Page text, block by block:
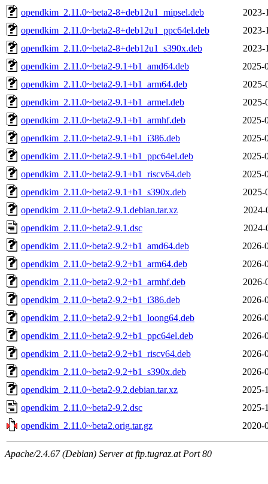
opendkim_2.11.0~beta2-8+deb12u1_mipsel.deb
2023-
opendkim_2.11.0~beta2-8+deb12u1_ppc64el.deb
2023-
opendkim_2.11.0~beta2-8+deb12u1_s390x.deb
2023-
opendkim_2.11.0~beta2-9.1+b1_amd64.deb
2025-
opendkim_2.11.0~beta2-9.1+b1_arm64.deb
2025-
opendkim_2.11.0~beta2-9.1+b1_armel.deb
2025-
opendkim_2.11.0~beta2-9.1+b1_armhf.deb
2025-
opendkim_2.11.0~beta2-9.1+b1_i386.deb
2025-
opendkim_2.11.0~beta2-9.1+b1_ppc64el.deb
2025-
opendkim_2.11.0~beta2-9.1+b1_riscv64.deb
2025-
opendkim_2.11.0~beta2-9.1+b1_s390x.deb
2025-
opendkim_2.11.0~beta2-9.1.debian.tar.xz
2024-
opendkim_2.11.0~beta2-9.1.dsc
2024-
opendkim_2.11.0~beta2-9.2+b1_amd64.deb
2026-
opendkim_2.11.0~beta2-9.2+b1_arm64.deb
2026-
opendkim_2.11.0~beta2-9.2+b1_armhf.deb
2026-
opendkim_2.11.0~beta2-9.2+b1_i386.deb
2026-
opendkim_2.11.0~beta2-9.2+b1_loong64.deb
2026-
opendkim_2.11.0~beta2-9.2+b1_ppc64el.deb
2026-
opendkim_2.11.0~beta2-9.2+b1_riscv64.deb
2026-
opendkim_2.11.0~beta2-9.2+b1_s390x.deb
2026-
opendkim_2.11.0~beta2-9.2.debian.tar.xz
2025-
opendkim_2.11.0~beta2-9.2.dsc
2025-
opendkim_2.11.0~beta2.orig.tar.gz
2020-
Apache/2.4.67 (Debian) Server at ftp.tugraz.at Port 80